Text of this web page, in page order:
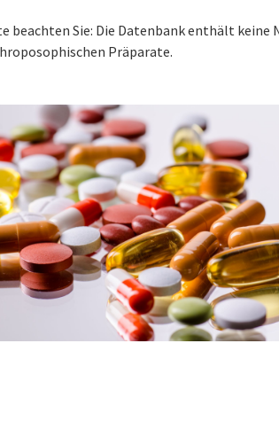
beachten Sie: Die Datenbank enthält
Präparate.